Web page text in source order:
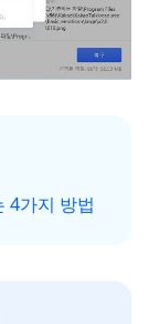
4가지 방법